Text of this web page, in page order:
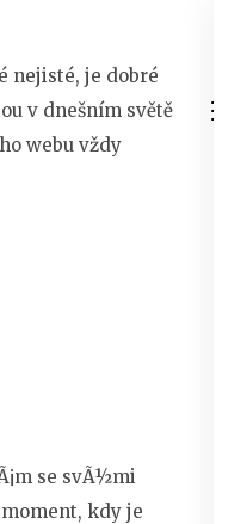
nejisté, je dobré
v dnešním světě
webu vždy
se svÃ½mi
moment, kdy je